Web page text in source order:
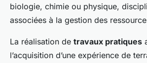
biologie, chimie ou physique,
associées à la gestion des
La réalisation de travaux pratiques
l’acquisition d’une expérience de